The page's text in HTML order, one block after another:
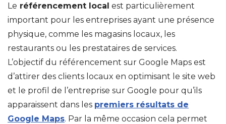
Le référencement local est particulièrement
important pour les entreprises ayant une présence
physique, comme les magasins locaux, les
restaurants ou les prestataires de services.
L’objectif du référencement sur Google Maps est
d’attirer des clients locaux en optimisant le site web
et le profil de l’entreprise sur Google pour qu’ils
apparaissent dans les premiers résultats de
Google Maps. Par la même occasion cela permet